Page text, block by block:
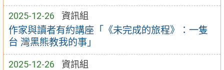
2025-12-26 資訊組
作家與讀者有約講座「《未完成的旅程》：一隻
台 灣黑熊教我的事」
2025-12-26 資訊組